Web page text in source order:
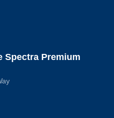
Spectra Premium